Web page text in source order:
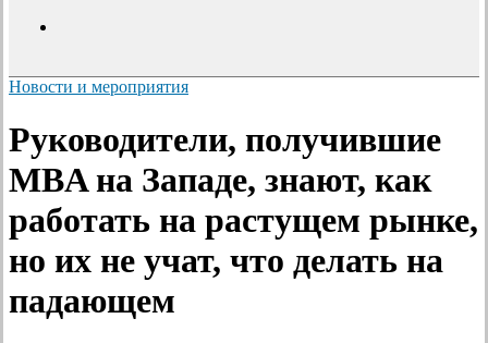
Новости и мероприятия
Руководители, получившие
MBA на Западе, знают, как
работать на растущем рынке,
но их не учат, что делать на
падающем